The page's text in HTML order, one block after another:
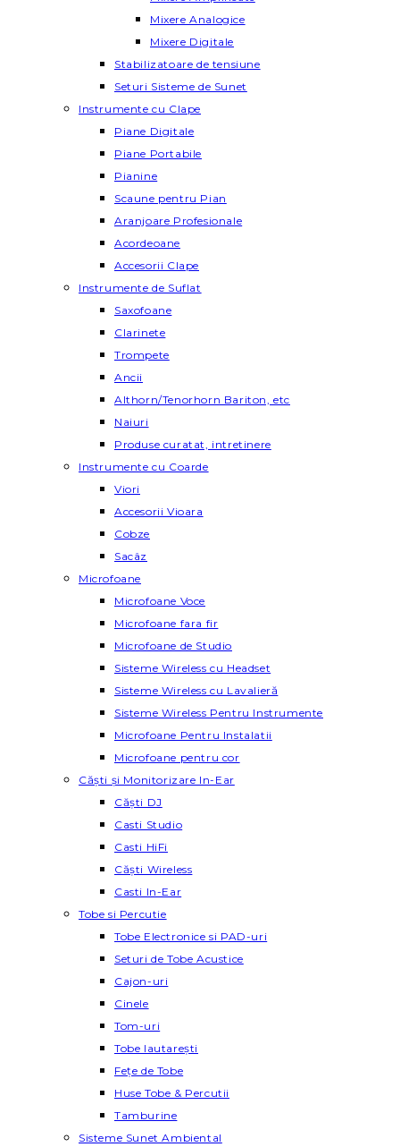
Mixere Analogice
Mixere Digitale
Stabilizatoare de tensiune
Seturi Sisteme de Sunet
Instrumente cu Clape
Piane Digitale
Piane Portabile
Pianine
Scaune pentru Pian
Aranjoare Profesionale
Acordeoane
Accesorii Clape
Instrumente de Suflat
Saxofoane
Clarinete
Trompete
Ancii
Althorn/Tenorhorn Bariton, etc
Naiuri
Produse curatat, intretinere
Instrumente cu Coarde
Viori
Accesorii Vioara
Cobze
Sacâz
Microfoane
Microfoane Voce
Microfoane fara fir
Microfoane de Studio
Sisteme Wireless cu Headset
Sisteme Wireless cu Lavalieră
Sisteme Wireless Pentru Instrumente
Microfoane Pentru Instalatii
Microfoane pentru cor
Căști și Monitorizare In-Ear
Căști DJ
Casti Studio
Casti HiFi
Căști Wireless
Casti In-Ear
Tobe si Percutie
Tobe Electronice si PAD-uri
Seturi de Tobe Acustice
Cajon-uri
Cinele
Tom-uri
Tobe lautareşti
Fețe de Tobe
Huse Tobe & Percutii
Tamburine
Sisteme Sunet Ambiental